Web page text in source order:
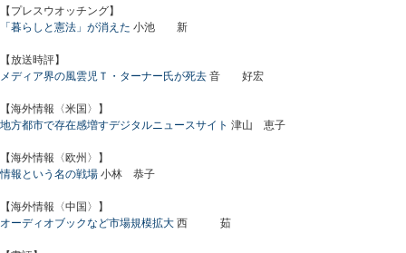
【プレスウオッチング】
「暮らしと憲法」が消えた 小池 新
【放送時評】
メディア界の風雲児Ｔ・ターナー氏が死去 音 好宏
【海外情報〈米国〉】
地方都市で存在感増すデジタルニュースサイト 津山 恵子
【海外情報〈欧州〉】
情報という名の戦場 小林 恭子
【海外情報〈中国〉】
オーディオブックなど市場規模拡大 西 茹